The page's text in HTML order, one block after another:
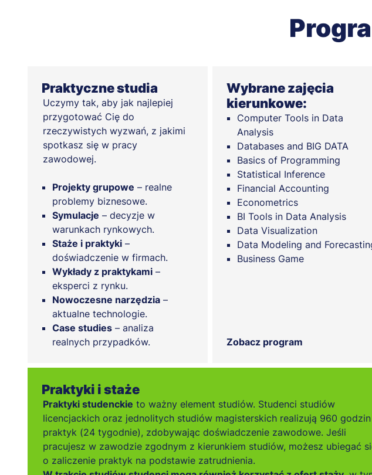
Praktyczne studia
Uczymy tak, aby jak najlepiej
przygotować Cię do
rzeczywistych wyzwań, z jakimi
spotkasz się w pracy
zawodowej.
Projekty grupowe – realne
problemy biznesowe.
Symulacje – decyzje w
warunkach rynkowych.
Staże i praktyki –
doświadczenie w firmach.
Wykłady z praktykami –
eksperci z rynku.
Nowoczesne narzędzia –
aktualne technologie.
Case studies – analiza
realnych przypadków.
Wybrane zajęcia
kierunkowe:
Computer Tools in Data
Analysis
Databases and BIG DATA
Basics of Programming
Statistical Inference
Financial Accounting
Econometrics
BI Tools in Data Analysis
Data Visualization
Data Modeling and
Business Game
Zobacz program
Praktyki i staże
Praktyki studenckie to ważny element studiów. Studenci studiów
licencjackich oraz jednolitych studiów magisterskich realizują 960 godzin
praktyk (24 tygodnie), zdobywając doświadczenie zawodowe. Jeśli
pracujesz w zawodzie zgodnym z kierunkiem studiów, możesz ubiegać
o zaliczenie praktyk na podstawie zatrudnienia.